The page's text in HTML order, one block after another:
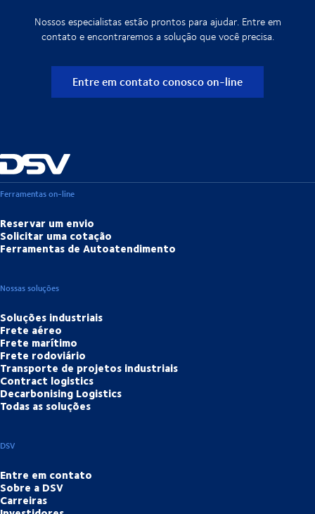
Nossos especialistas estão prontos para ajudar. Entre em
contato e encontraremos a solução que você precisa.
Entre em contato conosco on-line
Ferramentas on-line
Reservar um envio
Solicitar uma cotação
Ferramentas de Autoatendimento
Nossas soluções
Soluções industriais
Frete aéreo
Frete marítimo
Frete rodoviário
Transporte de projetos industriais
Contract logistics
Decarbonising Logistics
Todas as soluções
DSV
Entre em contato
Sobre a DSV
Carreiras